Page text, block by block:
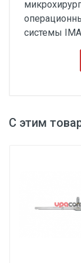
системы
С этим